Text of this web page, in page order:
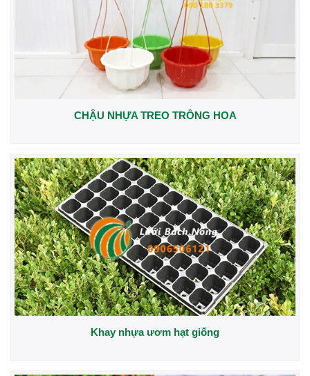
CHẬU NHỰA TREO TRỒNG HOA
Khay nhựa ươm hạt giống